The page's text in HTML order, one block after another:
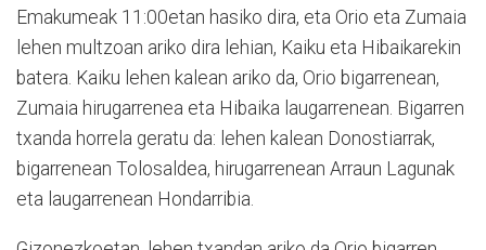
Emakumeak 11:00etan hasiko dira, eta Orio eta Zumaia
lehen multzoan ariko dira lehian, Kaiku eta Hibaikarekin
batera. Kaiku lehen kalean ariko da, Orio bigarrenean,
Zumaia hirugarrenea eta Hibaika laugarrenean. Bigarren
txanda horrela geratu da: lehen kalean Donostiarrak,
bigarrenean Tolosaldea, hirugarrenean Arraun Lagunak
eta laugarrenean Hondarribia.